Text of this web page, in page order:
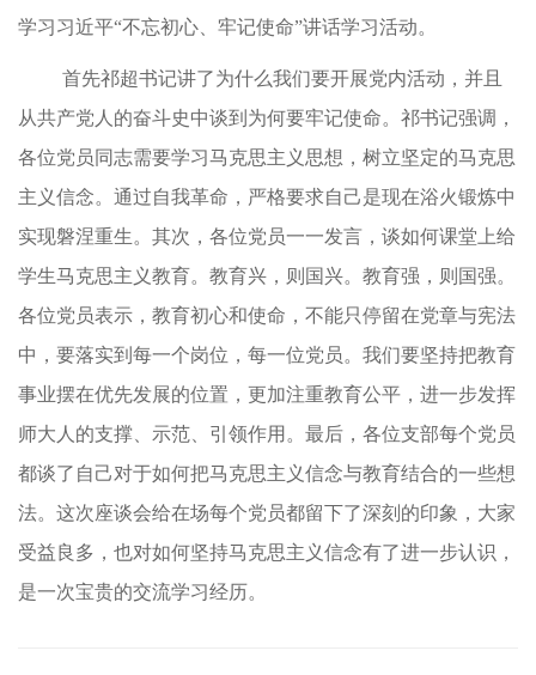
学习习近平“不忘初心、牢记使命”讲话学习活动。
首先祁超书记讲了为什么我们要开展党内活动，并且
从共产党人的奋斗史中谈到为何要牢记使命。祁书记强调，
各位党员同志需要学习马克思主义思想，树立坚定的马克思
主义信念。通过自我革命，严格要求自己是现在浴火锻炼中
实现磐涅重生。其次，各位党员一一发言，谈如何课堂上给
学生马克思主义教育。教育兴，则国兴。教育强，则国强。
各位党员表示，教育初心和使命，不能只停留在党章与宪法
中，要落实到每一个岗位，每一位党员。我们要坚持把教育
事业摆在优先发展的位置，更加注重教育公平，进一步发挥
师大人的支撑、示范、引领作用。最后，各位支部每个党员
都谈了自己对于如何把马克思主义信念与教育结合的一些想
法。这次座谈会给在场每个党员都留下了深刻的印象，大家
受益良多，也对如何坚持马克思主义信念有了进一步认识，
是一次宝贵的交流学习经历。